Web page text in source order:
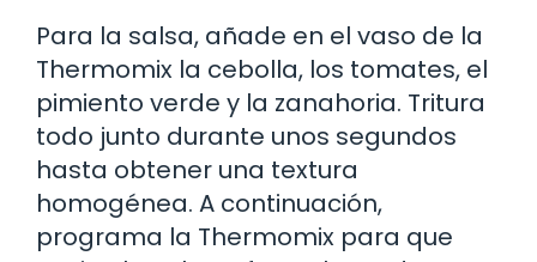
Para la salsa, añade en el vaso de la
Thermomix la cebolla, los tomates, el
pimiento verde y la zanahoria. Tritura
todo junto durante unos segundos
hasta obtener una textura
homogénea. A continuación,
programa la Thermomix para que